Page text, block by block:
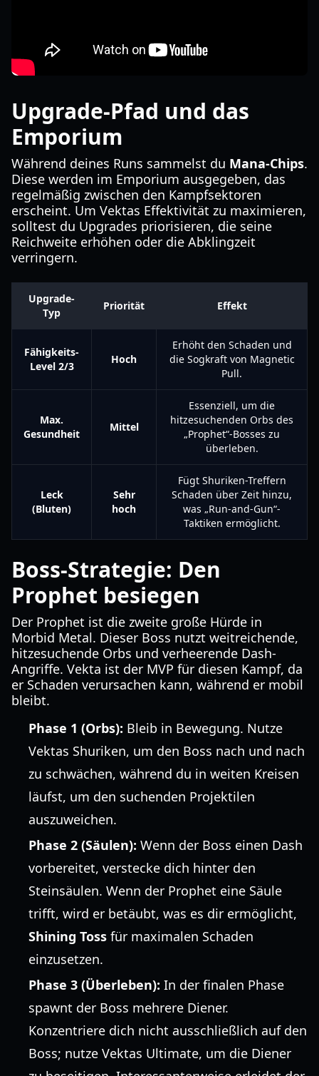
Upgrade-Pfad und das
Emporium
Während deines Runs sammelst du Mana-Chips.
Diese werden im Emporium ausgegeben, das
regelmäßig zwischen den Kampfsektoren
erscheint. Um Vektas Effektivität zu maximieren,
solltest du Upgrades priorisieren, die seine
Reichweite erhöhen oder die Abklingzeit
verringern.
Upgrade-
Typ
Priorität Effekt
Fähigkeits-
Level 2/3
Hoch
Erhöht den Schaden und
die Sogkraft von Magnetic
Pull.
Max.
Gesundheit
Mittel
Essenziell, um die
hitzesuchenden Orbs des
„Prophet“-Bosses zu
überleben.
Leck
(Bluten)
Sehr
hoch
Fügt Shuriken-Treffern
Schaden über Zeit hinzu,
was „Run-and-Gun“-
Taktiken ermöglicht.
Boss-Strategie: Den
Prophet besiegen
Der Prophet ist die zweite große Hürde in
Morbid Metal. Dieser Boss nutzt weitreichende,
hitzesuchende Orbs und verheerende Dash-
Angriffe. Vekta ist der MVP für diesen Kampf, da
er Schaden verursachen kann, während er mobil
bleibt.
Phase 1 (Orbs): Bleib in Bewegung. Nutze
Vektas Shuriken, um den Boss nach und nach
zu schwächen, während du in weiten Kreisen
läufst, um den suchenden Projektilen
auszuweichen.
Phase 2 (Säulen): Wenn der Boss einen Dash
vorbereitet, verstecke dich hinter den
Steinsäulen. Wenn der Prophet eine Säule
trifft, wird er betäubt, was es dir ermöglicht,
Shining Toss für maximalen Schaden
einzusetzen.
Phase 3 (Überleben): In der finalen Phase
spawnt der Boss mehrere Diener.
Konzentriere dich nicht ausschließlich auf den
Boss; nutze Vektas Ultimate, um die Diener